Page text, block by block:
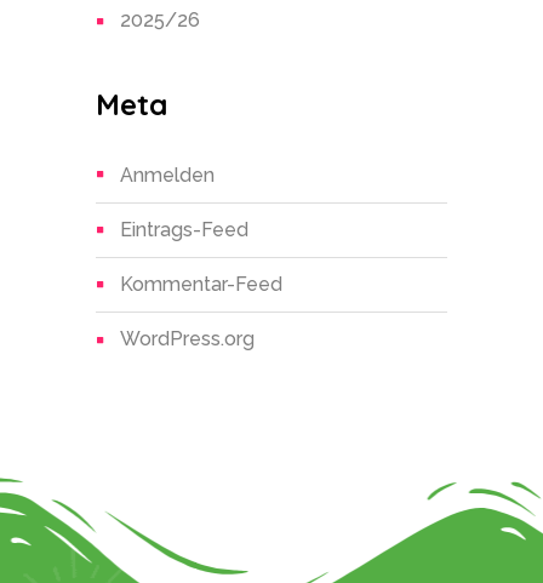
2025/26
Meta
Anmelden
Eintrags-Feed
Kommentar-Feed
WordPress.org